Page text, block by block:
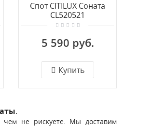
Спот CITILUX Соната
CL520521
5 590 руб.
Купить
.
не рискуете. Мы доставим